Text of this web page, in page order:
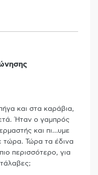
και στα καράβια,
Ήταν ο γαμπρός
και πι…υμε
τώρα. Τώρα τα έδινα
περισσότερο, για